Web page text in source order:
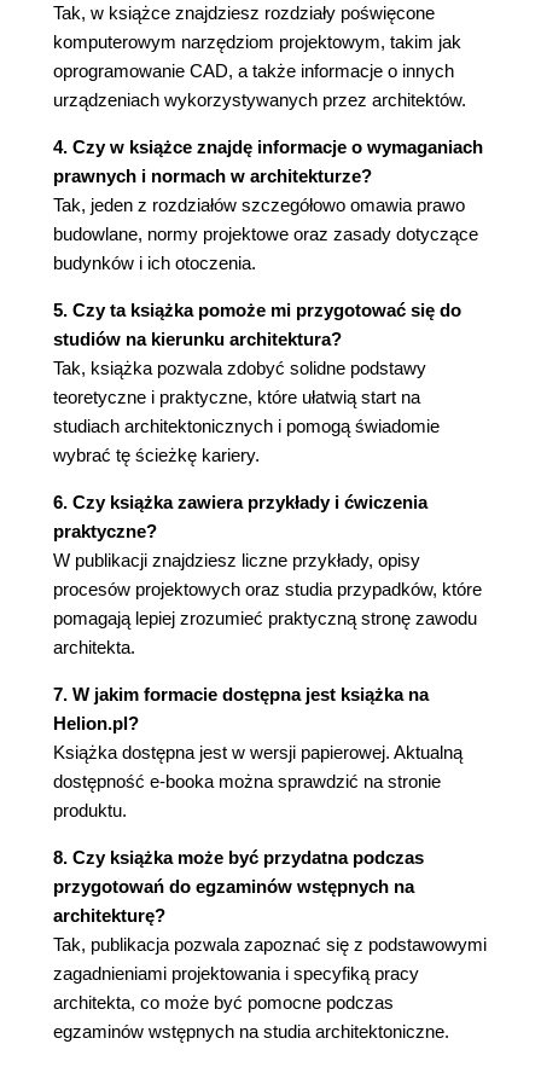
5.1.2. Szkice koncepcyjne i pomocnicze
5.2. Pełna koncepcja projektowa
5.3. Rysunki architektoniczno-budowlane
5.4. Rysunki wykonawcze, odtworzeniowe i detalu
Rozdział 6. Jak prowadzić proces projektowy?
6.1. Najważniejsi uczestnicy procesu
projektowego
6.1.1. Architekt zarządzający projektem
podwykonawcy
6.2. Organizacja miejsca pracy
6.3. Organizacja procesu projektowego
6.4. Rozpoczynamy projektowanie - proces
przygotowawczy
6.4.1. Postawienie problemu projektowego
6.4.2. Zebranie niezbędnych danych
6.5. Projektowanie w praktyce
6.5.1. Założenia projektowe i ich zmiany
6.5.2. Metody rozwiązywania problemów
projektowych
6.5.3. Rozwiązanie problemu projektowego i
Rozdział 7. O współpracy architekta z klientem
7.1. Wiedza, doświadczenie i intuicja architekta
7.2. Czego oczekuje klient?
7.2.2. Wyobrażenie architekta o współpracy z
klientem
7.2.3. Najważniejsze potrzeby klientów na
przykładzie budynków mieszkaniowych -
studium przypadku
7.3. Które rysunki (i jak) pokazujemy naszym
klientom?
Tak, w książce znajdziesz rozdziały poświęcone
komputerowym narzędziom projektowym, takim jak
oprogramowanie CAD, a także informacje o innych
urządzeniach wykorzystywanych przez architektów.
4. Czy w książce znajdę informacje o wymaganiach
prawnych i normach w architekturze?
Tak, jeden z rozdziałów szczegółowo omawia prawo
budowlane, normy projektowe oraz zasady dotyczące
budynków i ich otoczenia.
5. Czy ta książka pomoże mi przygotować się do
studiów na kierunku architektura?
Tak, książka pozwala zdobyć solidne podstawy
teoretyczne i praktyczne, które ułatwią start na
studiach architektonicznych i pomogą świadomie
wybrać tę ścieżkę kariery.
6. Czy książka zawiera przykłady i ćwiczenia
praktyczne?
W publikacji znajdziesz liczne przykłady, opisy
procesów projektowych oraz studia przypadków, które
pomagają lepiej zrozumieć praktyczną stronę zawodu
architekta.
7. W jakim formacie dostępna jest książka na
Helion.pl?
Książka dostępna jest w wersji papierowej. Aktualną
dostępność e-booka można sprawdzić na stronie
produktu.
8. Czy książka może być przydatna podczas
przygotowań do egzaminów wstępnych na
architekturę?
Tak, publikacja pozwala zapoznać się z podstawowymi
zagadnieniami projektowania i specyfiką pracy
architekta, co może być pomocne podczas
egzaminów wstępnych na studia architektoniczne.